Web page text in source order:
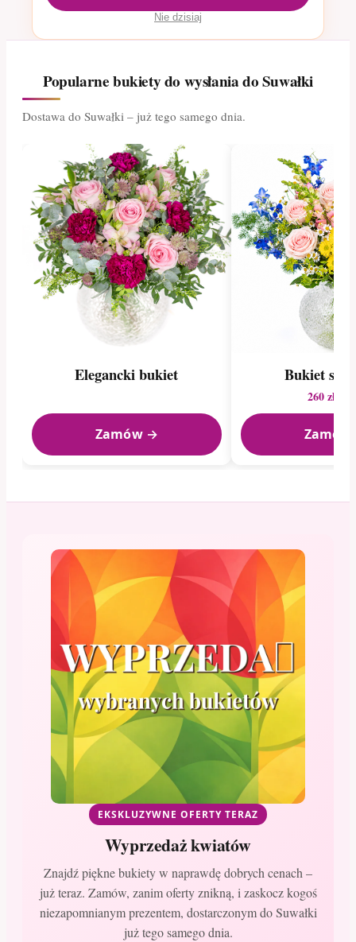
Nie dzisiaj
Popularne bukiety do wysłania do Suwałki
Dostawa do Suwałki – już tego samego dnia.
Elegancki bukiet
Zamów →
Bukiet
260 zł
EKSKLUZYWNE OFERTY TERAZ
Wyprzedaż kwiatów
Znajdź piękne bukiety w naprawdę dobrych cenach –
już teraz. Zamów, zanim oferty znikną, i zaskocz kogoś
niezapomnianym prezentem, dostarczonym do Suwałki
już tego samego dnia.